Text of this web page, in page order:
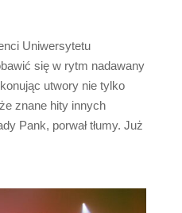
Uniwersytetu
się w rytm nadawany
utwory nie tylko
znane hity innych
Pank, porwał tłumy. Już